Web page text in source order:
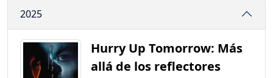
2025
Hurry Up Tomorrow: Más
allá de los reflectores